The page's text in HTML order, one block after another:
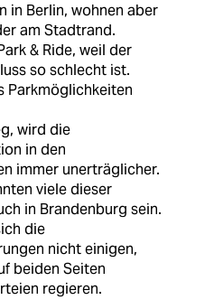
in Berlin, wohnen aber
am Stadtrand.
& Ride, weil der
so schlecht ist.
Parkmöglichkeiten
wird die
in den
immer unerträglicher.
viele dieser
in Brandenburg sein.
die
nicht einigen,
beiden Seiten
regieren.